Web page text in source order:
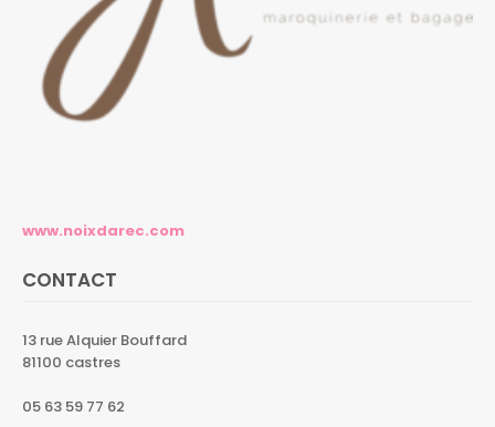
www.noixdarec.com
CONTACT
13 rue Alquier Bouffard
81100 castres
05 63 59 77 62